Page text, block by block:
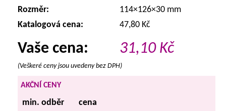
Rozměr:
114×126×30 mm
Katalogová cena:
47,80 Kč
Vaše cena: 31,10 Kč
(Veškeré ceny jsou uvedeny bez DPH)
AKČNÍ CENY
min. odběr cena